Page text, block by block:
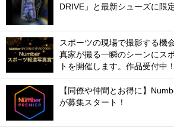
DRIVE」と最新シューズに限
スポーツの現場で撮影する機
真家が撮る一瞬のシーンにス
トを開催します。作品受付中！
【同僚や仲間とお得に】
が募集スタート！